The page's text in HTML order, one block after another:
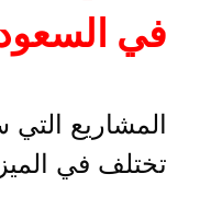
في
المشاريع
تختلف في